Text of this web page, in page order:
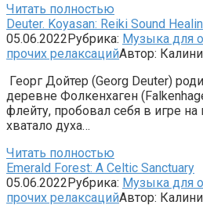
Читать полностью
Deuter. Koyasan: Reiki Sound
05.06.2022Рубрика: Музыка для
прочих релаксацийАвтор:
Георг Дойтер (Georg Deuter)
деревне Фолкенхаген
флейту, пробовал себя в игре на
хватало духа…
Читать полностью
Emerald Forest: A Celtic Sanctuary
05.06.2022Рубрика: Музыка для
прочих релаксацийАвтор: